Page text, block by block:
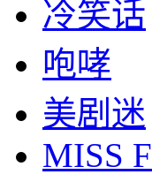
冷笑话
咆哮
美剧迷
MISS F